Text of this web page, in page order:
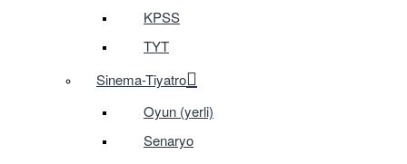
KPSS
TYT
Sinema-Tiyatro
Oyun (yerli)
Senaryo